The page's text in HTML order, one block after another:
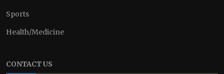
Sports
Health/Medicine
CONTACT US